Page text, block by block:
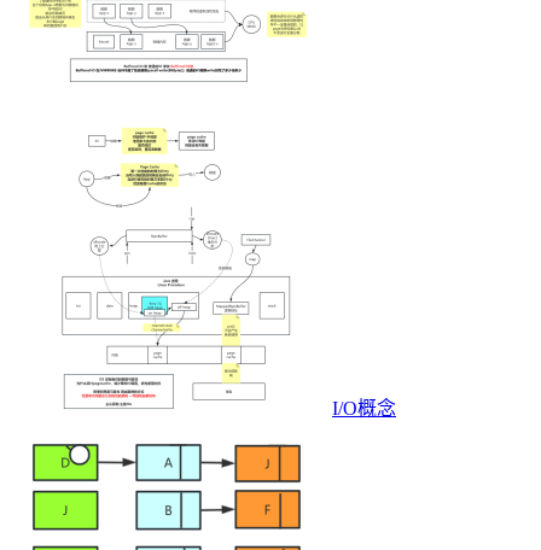
I/O概念